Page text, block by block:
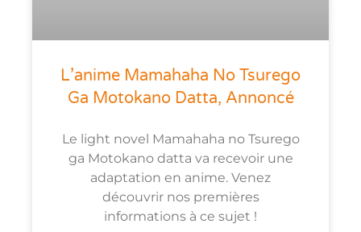
L’anime Mamahaha No Tsurego
Ga Motokano Datta, Annoncé
Le light novel Mamahaha no Tsurego
ga Motokano datta va recevoir une
adaptation en anime. Venez
découvrir nos premières
informations à ce sujet !